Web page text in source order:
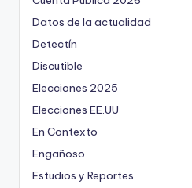
Datos de la actualidad
Detectín
Discutible
Elecciones 2025
Elecciones EE.UU
En Contexto
Engañoso
Estudios y Reportes